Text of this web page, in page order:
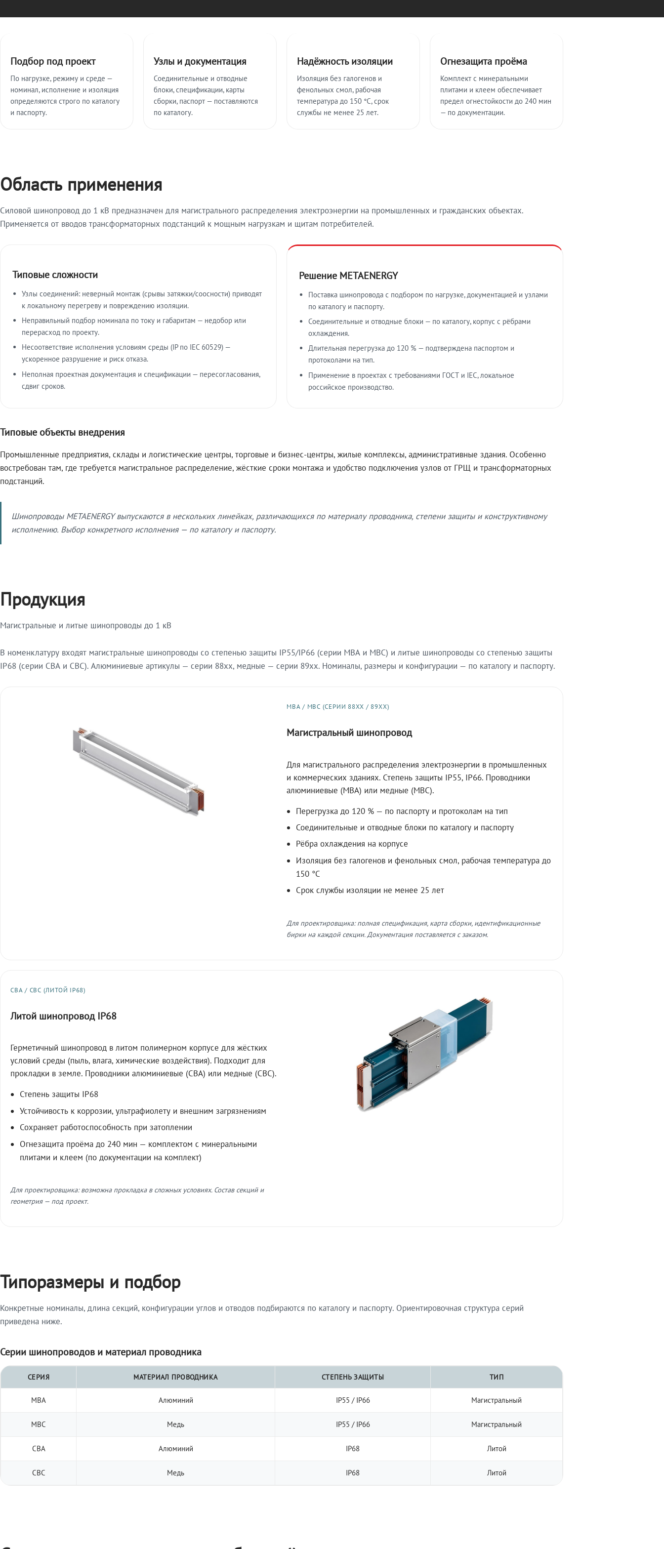
Подбор под проект
По нагрузке, режиму и среде —
номинал, исполнение и изоляция
определяются строго по каталогу
и паспорту.
Узлы и документация
Соединительные и отводные
блоки, спецификации, карты
сборки, паспорт — поставляются
по каталогу.
Надёжность изоляции
Изоляция без галогенов и
фенольных смол, рабочая
температура до 150 °C, срок
службы не менее 25 лет.
Огнезащита проёма
Комплект с минеральными
плитами и клеем обеспечивает
предел огнестойкости до 240 мин
— по документации.
Область применения
Силовой шинопровод до 1 кВ предназначен для магистрального распределения электроэнергии на промышленных и гражданских объектах.
Применяется от вводов трансформаторных подстанций к мощным нагрузкам и щитам потребителей.
Типовые сложности
Узлы соединений: неверный монтаж (срывы затяжки/соосности) приводят
к локальному перегреву и повреждению изоляции.
Неправильный подбор номинала по току и габаритам — недобор или
перерасход по проекту.
Несоответствие исполнения условиям среды (IP по IEC 60529) —
ускоренное разрушение и риск отказа.
Неполная проектная документация и спецификации — пересогласования,
сдвиг сроков.
Решение METAENERGY
Поставка шинопровода с подбором по нагрузке, документацией и узлами
по каталогу и паспорту.
Соединительные и отводные блоки — по каталогу, корпус с рёбрами
охлаждения.
Длительная перегрузка до 120 % — подтверждена паспортом и
протоколами на тип.
Применение в проектах с требованиями ГОСТ и IEC, локальное
российское производство.
Типовые объекты внедрения
Промышленные предприятия, склады и логистические центры, торговые и бизнес-центры, жилые комплексы, административные здания. Особенно
востребован там, где требуется магистральное распределение, жёсткие сроки монтажа и удобство подключения узлов от ГРЩ и трансформаторных
подстанций.
Шинопроводы METAENERGY выпускаются в нескольких линейках, различающихся по материалу проводника, степени защиты и конструктивному
исполнению. Выбор конкретного исполнения — по каталогу и паспорту.
Продукция
Магистральные и литые шинопроводы до 1 кВ
В номенклатуру входят магистральные шинопроводы со степенью защиты IP55/IP66 (серии МВА и МВС) и литые шинопроводы со степенью защиты
IP68 (серии СВА и СВС). Алюминиевые артикулы — серии 88xx, медные — серии 89xx. Номиналы, размеры и конфигурации — по каталогу и паспорту.
МВА / МВС (СЕРИИ 88XX / 89XX)
Магистральный шинопровод
Для магистрального распределения электроэнергии в промышленных
и коммерческих зданиях. Степень защиты IP55, IP66. Проводники
алюминиевые (МВА) или медные (МВС).
Перегрузка до 120 % — по паспорту и протоколам на тип
Соединительные и отводные блоки по каталогу и паспорту
Рёбра охлаждения на корпусе
Изоляция без галогенов и фенольных смол, рабочая температура до
150 °C
Срок службы изоляции не менее 25 лет
Для проектировщика: полная спецификация, карта сборки, идентификационные
бирки на каждой секции. Документация поставляется с заказом.
СВА / СВС (ЛИТОЙ IP68)
Литой шинопровод IP68
Герметичный шинопровод в литом полимерном корпусе для жёстких
условий среды (пыль, влага, химические воздействия). Подходит для
прокладки в земле. Проводники алюминиевые (СВА) или медные (СВС).
Степень защиты IP68
Устойчивость к коррозии, ультрафиолету и внешним загрязнениям
Сохраняет работоспособность при затоплении
Огнезащита проёма до 240 мин — комплектом с минеральными
плитами и клеем (по документации на комплект)
Для проектировщика: возможна прокладка в сложных условиях. Состав секций и
геометрия — под проект.
Типоразмеры и подбор
Конкретные номиналы, длина секций, конфигурации углов и отводов подбираются по каталогу и паспорту. Ориентировочная структура серий
приведена ниже.
Серии шинопроводов и материал проводника
СЕРИЯ МАТЕРИАЛ ПРОВОДНИКА СТЕПЕНЬ ЗАЩИТЫ ТИП
МВА Алюминий IP55 / IP66 Магистральный
МВС Медь IP55 / IP66 Магистральный
СВА Алюминий IP68 Литой
СВС Медь IP68 Литой